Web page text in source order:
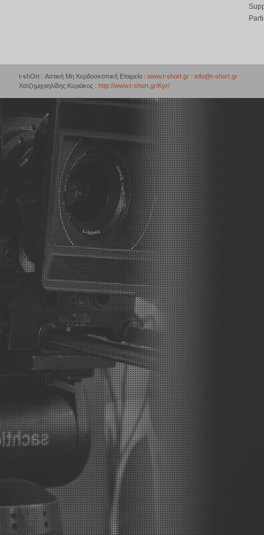
t-shOrt : Αστική Μη Κερδοσκοπική Εταιρεία : www.t-short.gr : info@t-short.gr
Χατζημιχαηλίδης Κυριάκος : http://www.t-short.gr/Kyr/